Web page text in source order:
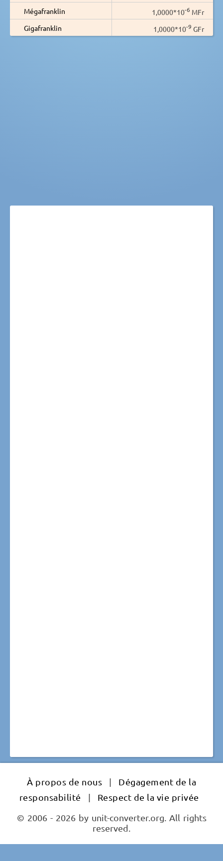
Mégafranklin
1,0000*10-6 MFr
Gigafranklin
1,0000*10-9 GFr
À propos de nous |
Dégagement de la
responsabilité
|
Respect de la vie privée
© 2006 - 2026 by unit-converter.org. All rights
reserved.